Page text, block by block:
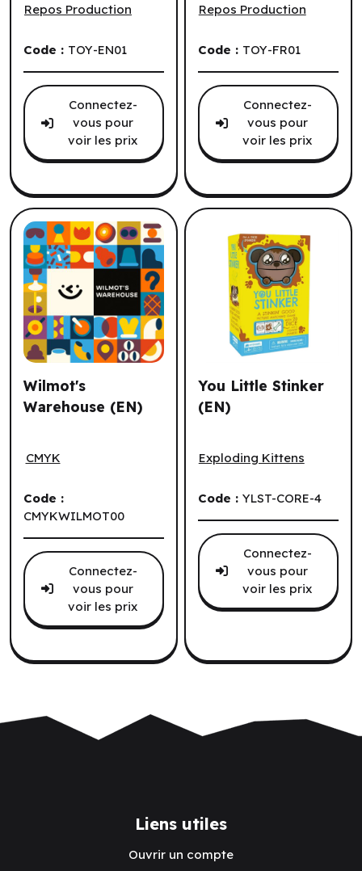
Repos Production
Code : TOY-EN01
Connectez-
vous pour
voir les prix
Repos Production
Code : TOY-FR01
Connectez-
vous pour
voir les prix
Wilmot's
Warehouse (EN)
CMYK
Code :
CMYKWILMOT00
Connectez-
vous pour
voir les prix
You Little Stinker
(EN)
Exploding Kittens
Code : YLST-CORE-4
Connectez-
vous pour
voir les prix
Liens utiles
Ouvrir un compte